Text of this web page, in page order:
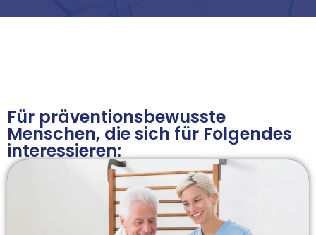
Für präventions­bewusste
Menschen, die sich für Folgendes
interessieren: